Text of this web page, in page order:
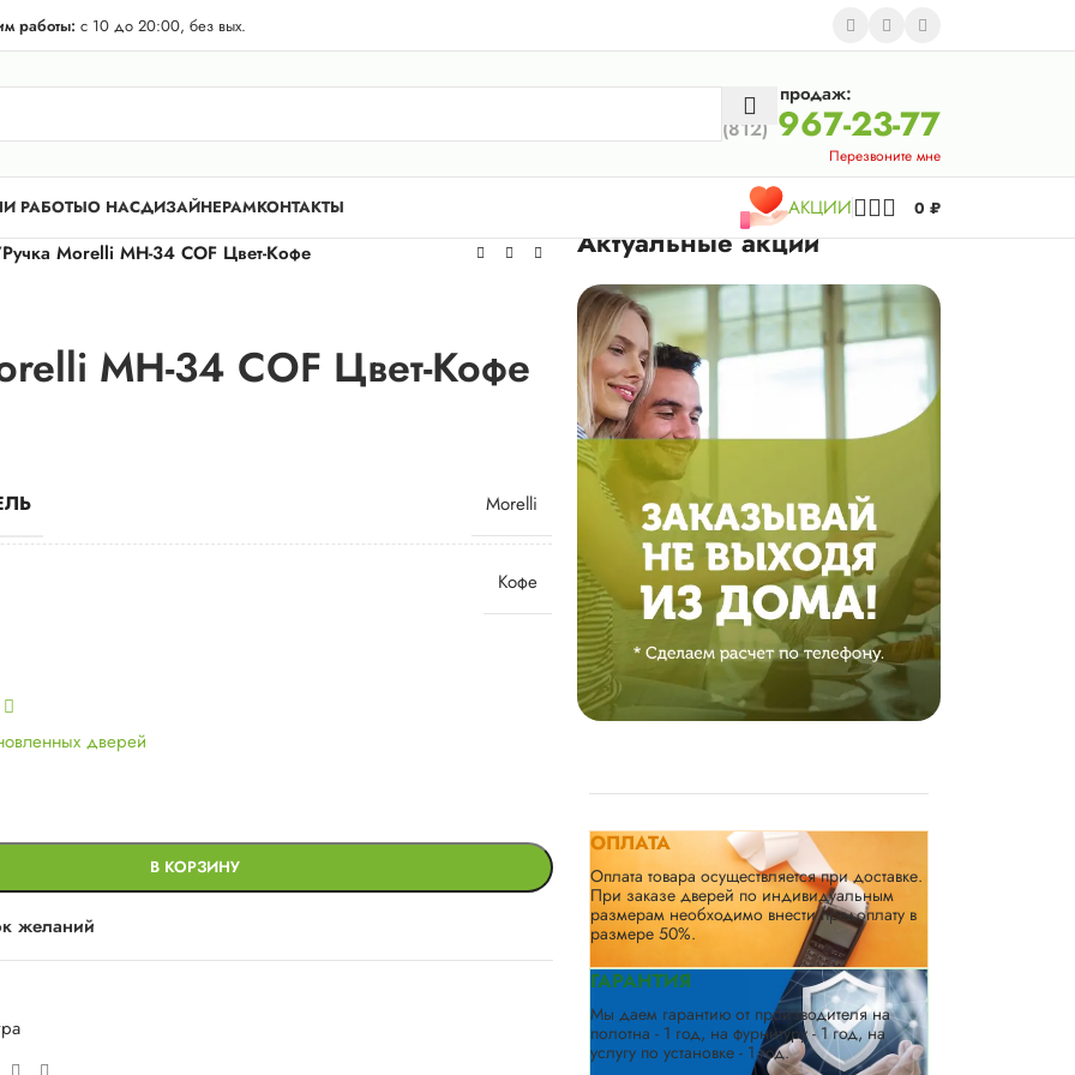
Лен. области! Бесплатная доставка в 50 км. от КАД.
работы: с 10 до 20:00, без вых.
Отдел продаж:
(812) 967-23-77
Перезвоните мне
РАБОТЫО НАСДИЗАЙНЕРАМКОНТАКТЫ АКЦИИ 0 ₽
Ручка Morelli MH-34 COF Цвет-Кофе
MH-34 COF Цвет-Кофе
Morelli
Кофе
дверей
В КОРЗИНУ
желаний
Актуальные акции
ОПЛАТА
Оплата товара осуществляется при доставке.
При заказе дверей по индивидуальным
размерам необходимо внести предоплату в
размере 50%.
ГАРАНТИЯ
Мы даем гарантию от производителя на
полотна - 1 год, на фурнитуру - 1 год, на
услугу по установке - 1 год.